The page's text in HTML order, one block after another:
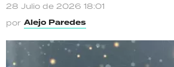
28 Julio de 2026 18:01
por Alejo Paredes